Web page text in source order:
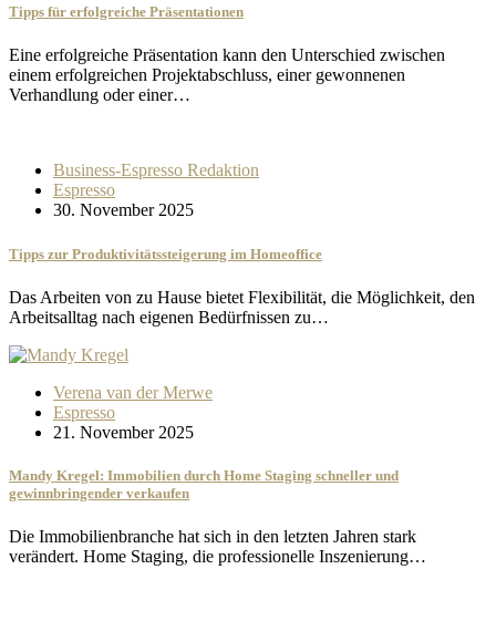
Tipps für erfolgreiche Präsentationen
Eine erfolgreiche Präsentation kann den Unterschied zwischen
einem erfolgreichen Projektabschluss, einer gewonnenen
Verhandlung oder einer…
Business-Espresso Redaktion
Espresso
30. November 2025
Tipps zur Produktivitätssteigerung im Homeoffice
Das Arbeiten von zu Hause bietet Flexibilität, die Möglichkeit, den
Arbeitsalltag nach eigenen Bedürfnissen zu…
Verena van der Merwe
Espresso
21. November 2025
Mandy Kregel: Immobilien durch Home Staging schneller und
gewinnbringender verkaufen
Die Immobilienbranche hat sich in den letzten Jahren stark
verändert. Home Staging, die professionelle Inszenierung…